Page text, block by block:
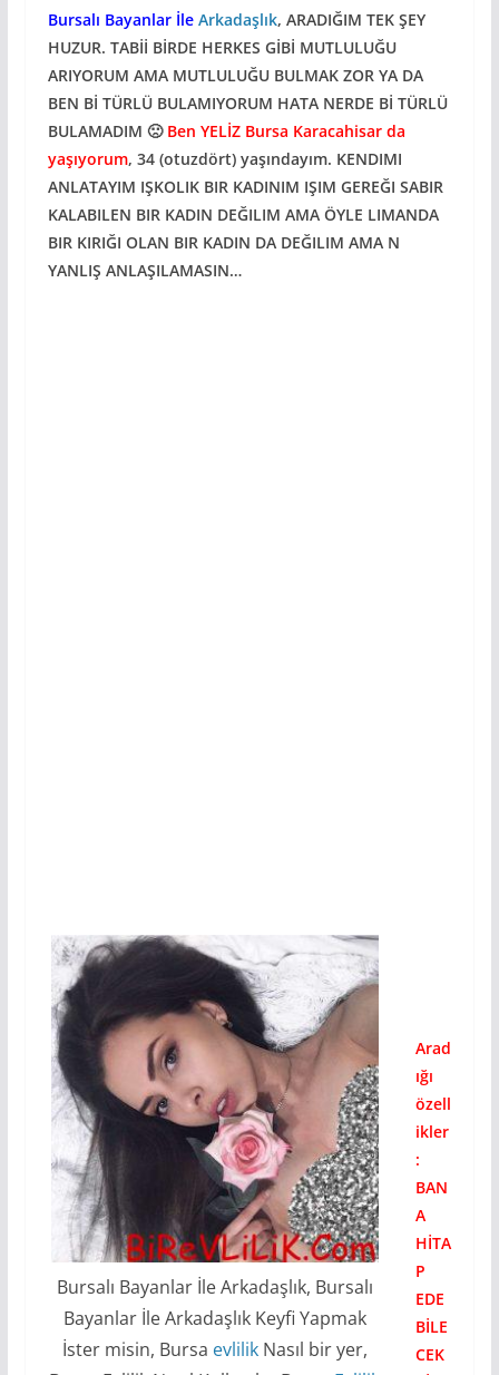
Bursalı Bayanlar İle Arkadaşlık, ARADIĞIM TEK ŞEY
HUZUR. TABİİ BİRDE HERKES GİBİ MUTLULUĞU
ARIYORUM AMA MUTLULUĞU BULMAK ZOR YA DA
BEN Bİ TÜRLÜ BULAMIYORUM HATA NERDE Bİ TÜRLÜ
BULAMADIM 🙁Ben YELİZ Bursa Karacahisar da
yaşıyorum, 34 (otuzdört) yaşındayım. KENDIMI
ANLATAYIM IŞKOLIK BIR KADINIM IŞIM GEREĞI SABIR
KALABILEN BIR KADIN DEĞILIM AMA ÖYLE LIMANDA
BIR KIRIĞI OLAN BIR KADIN DA DEĞILIM AMA N
YANLIŞ ANLAŞILAMASIN…
Bursalı Bayanlar İle Arkadaşlık, Bursalı
Bayanlar İle Arkadaşlık Keyfi Yapmak
İster misin, Bursa evlilikNasıl bir yer,
Arad
ığı
özell
ikler
:
BAN
A
HİTA
P
EDE
BİLE
CEK